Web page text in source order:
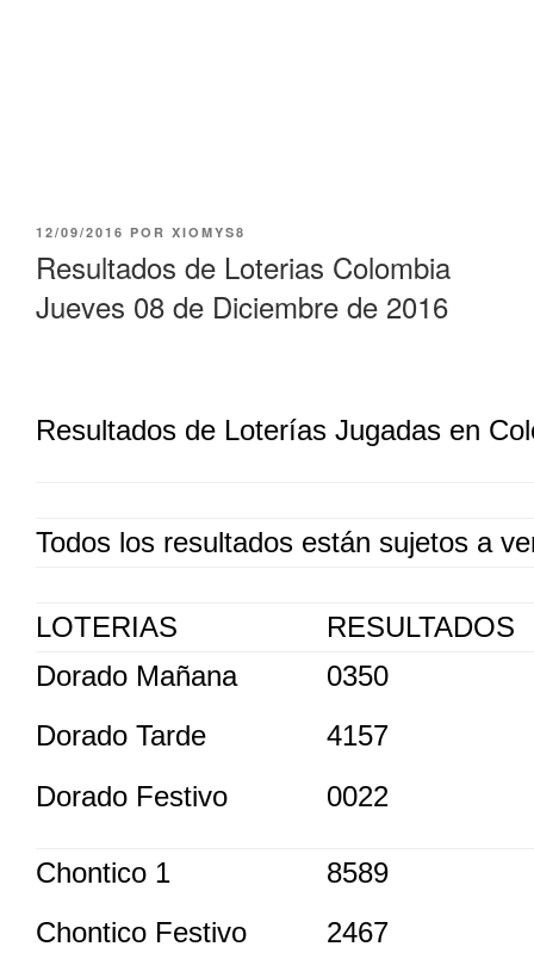
PUBLICADO
12/09/2016 POR XIOMYS8
Resultados de Loterias Colombia
Jueves 08 de Diciembre de 2016
Resultados de Loterías Jugadas en
Todos los resultados están sujetos a
LOTERIAS
RESULTADOS
Dorado Mañana
Dorado Tarde
Dorado Festivo
0350
4157
0022
Chontico 1
Chontico Festivo
8589
2467